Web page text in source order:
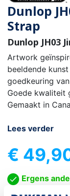
Dunlop
Strap
Dunlop JH03
Artwork
beeldende
goedkeuring
Goede kwaliteit
Gemaakt in
Lees verder
€
Ergens